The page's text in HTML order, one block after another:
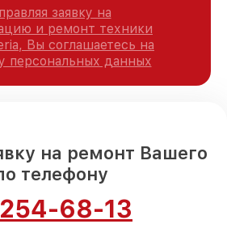
заявку на
и ремонт техники
Вы соглашаетесь на
персональных данных
на ремонт Вашего
телефону
68-13